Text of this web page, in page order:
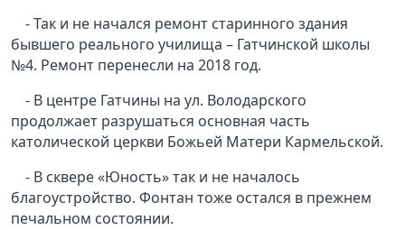
- Так и не начался ремонт старинного здания
бывшего реального училища – Гатчинской школы
№4. Ремонт перенесли на 2018 год.
- В центре Гатчины на ул. Володарского
продолжает разрушаться основная часть
католической церкви Божьей Матери Кармельской.
- В сквере «Юность» так и не началось
благоустройство. Фонтан тоже остался в прежнем
печальном состоянии.